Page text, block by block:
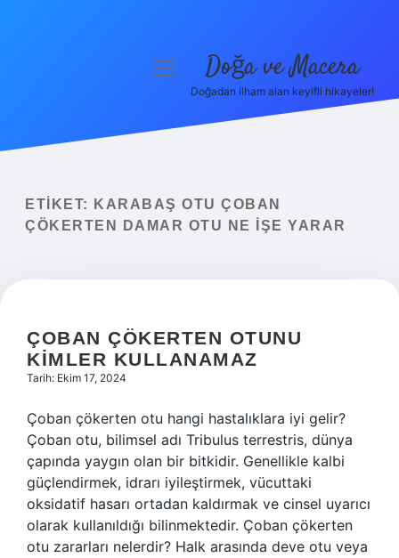
Yasal Uyarı
menüyü Doğa ve Macera
Doğadan ilham alan keyifli hikayeler!
ETIKET:
KARABAŞ OTU ÇOBAN
ÇÖKERTEN DAMAR OTU NE IŞE YARAR
ÇOBAN ÇÖKERTEN OTUNU
KIMLER KULLANAMAZ
Tarih: Ekim 17, 2024
Çoban çökerten otu hangi hastalıklara iyi gelir?
Çoban otu, bilimsel adı Tribulus terrestris, dünya
çapında yaygın olan bir bitkidir. Genellikle kalbi
güçlendirmek, idrarı iyileştirmek, vücuttaki
oksidatif hasarı ortadan kaldırmak ve cinsel uyarıcı
olarak kullanıldığı bilinmektedir. Çoban çökerten
otu zararları nelerdir? Halk arasında deve otu veya